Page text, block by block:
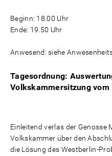
Beginn: 18.00 Uhr
Ende: 19.50 Uhr
Anwesend: siehe
Tagesordnung:
Volkskammersitzung vom
Einleitend verlas der Genosse
Volkskammer über den
die Lösung des Westberlin-